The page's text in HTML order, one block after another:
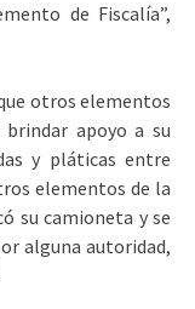
de Fiscalía”,
otros elementos
apoyo a su
y pláticas entre
elementos de la
su camioneta y se
alguna autoridad,